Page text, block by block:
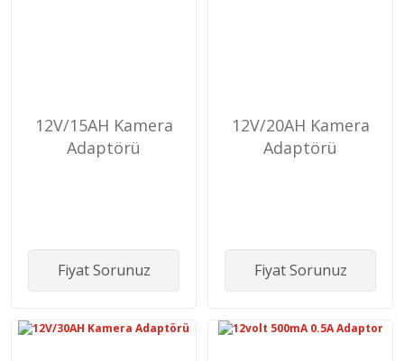
12V/15AH Kamera
Adaptörü
Fiyat Sorunuz
12V/20AH Kamera
Adaptörü
Fiyat Sorunuz